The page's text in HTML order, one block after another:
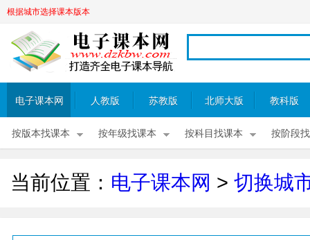
根据城市选择课本版本
电子课本网 人教版 苏教版 北师大版 教科版
按版本找课本 按年级找课本 按科目找课本 按阶段
当前位置： 电子课本网 > 切换城